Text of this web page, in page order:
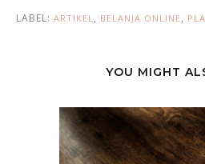
LABEL: ARTIKEL , BELANJA ONLINE,
YOU MIGHT